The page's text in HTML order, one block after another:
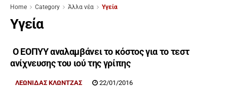
Home Category Άλλα νέα Υγεία
Υγεία
Ο ΕΟΠΥΥ αναλαμβάνει το κόστος για το τεστ
ανίχνευσης του ιού της γρίπης
ΛΕΩΝΊΔΑΣ ΚΛΏΝΤΖΑΣ 22/01/2016